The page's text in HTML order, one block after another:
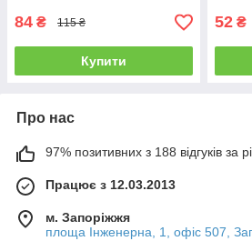
84 ₴ 115 ₴
Купити
52 ₴
Про нас
97% позитивних з 188 відгуків за
Працює з 12.03.2013
м. Запоріжжя
площа Інженерна, 1, офіс 507,